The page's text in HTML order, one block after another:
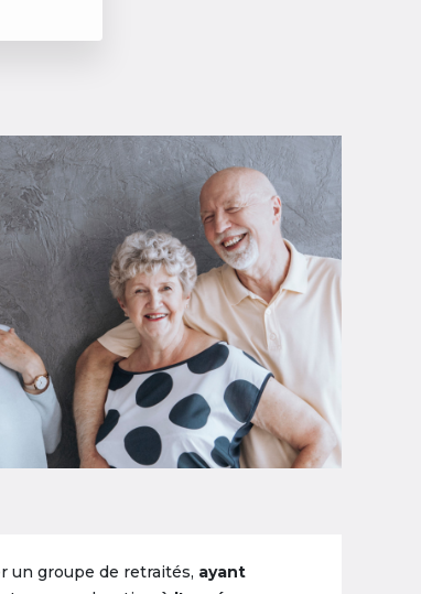
un groupe de retraités, ayant